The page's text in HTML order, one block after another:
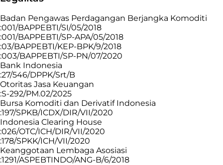
Badan Pengawas Perdagangan Berjangka Komoditi
:001/BAPPEBTI/SI/05/2018
:001/BAPPEBTI/SP-APA/05/2018
:03/BAPPEBTI/KEP-BPK/9/2018
:003/BAPPEBTI/SP-PN/07/2020
Bank Indonesia
:27/546/DPPK/Srt/B
Otoritas Jasa Keuangan
:S-292/PM.02/2025
Bursa Komoditi dan Derivatif Indonesia
:197/SPKB/ICDX/DIR/VII/2020
Indonesia Clearing House
:026/OTC/ICH/DIR/VII/2020
:178/SPKK/ICH/VII/2020
Keanggotaan Lembaga Asosiasi
:1291/ASPEBTINDO/ANG-B/6/2018